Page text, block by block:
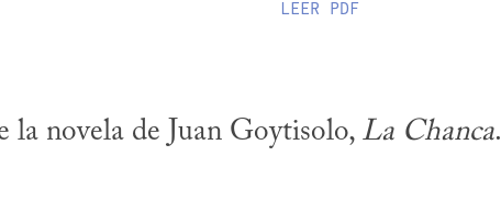
LEER PDF
la novela de Juan Goytisolo, La Chanca.